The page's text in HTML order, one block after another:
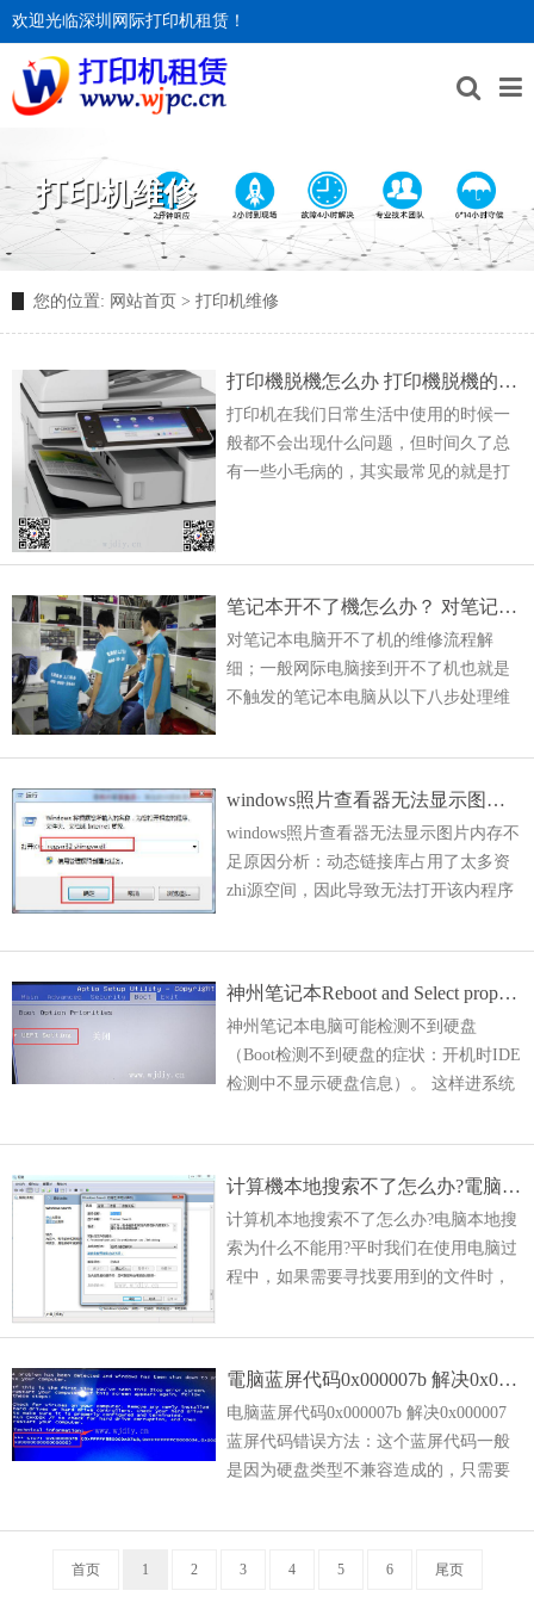
欢迎光临深圳网际打印机租赁！
打印机维修
您的位置: 网站首页 > 打印机维修
打印機脱機怎么办 打印機脱機的常见问题和解决方法
打印机在我们日常生活中使用的时候一
般都不会出现什么问题，但时间久了总
有一些小毛病的，其实最常见的就是打
笔记本开不了機怎么办？ 对笔记本電脑开不了機的维修分析流程细解
对笔记本电脑开不了机的维修流程解
细；一般网际电脑接到开不了机也就是
不触发的笔记本电脑从以下八步处理维
一、待机正常不触发:A:由待机管待机时
windows照片查看器无法显示图片内存不足
windows照片查看器无法显示图片内存不
足原因分析：动态链接库占用了太多资
zhi源空间，因此导致无法打开该内程序
片和传真查看器是动态链接库的形式存
神州笔记本Reboot and Select proper Boot device开機出现处理
神州笔记本电脑可能检测不到硬盘
（Boot检测不到硬盘的症状：开机时IDE
检测中不显示硬盘信息）。 这样进系统
计算機本地搜索不了怎么办?電脑本地搜索为什么不能用?
计算机本地搜索不了怎么办?电脑本地搜
索为什么不能用?平时我们在使用电脑过
程中，如果需要寻找要用到的文件时，
后缀进行搜索，但有时候会遇到搜索框
電脑蓝屏代码0x000007b 解决0x000007蓝屏代码错误方法
电脑蓝屏代码0x000007b 解决0x000007
蓝屏代码错误方法：这个蓝屏代码一般
是因为硬盘类型不兼容造成的，只需要
重新安装好了，还是蓝屏，原因就
首页 1 2 3 4 5 6 尾页